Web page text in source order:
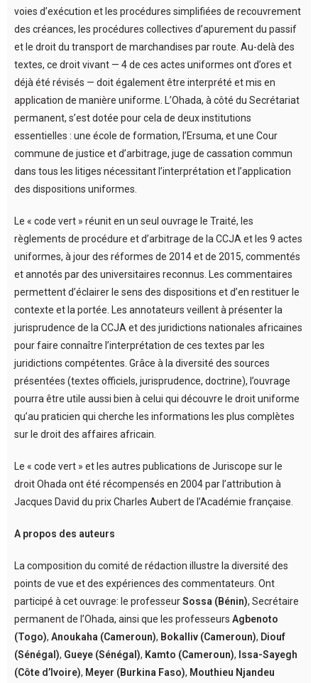
voies d’exécution et les procédures simplifiées de recouvrement
des créances, les procédures collectives d’apurement du passif
et le droit du transport de marchandises par route. Au-delà des
textes, ce droit vivant — 4 de ces actes uniformes ont d’ores et
déjà été révisés — doit également être interprété et mis en
application de manière uniforme. L’Ohada, à côté du Secrétariat
permanent, s’est dotée pour cela de deux institutions
essentielles : une école de formation, l’Ersuma, et une Cour
commune de justice et d’arbitrage, juge de cassation commun
dans tous les litiges nécessitant l’interprétation et l’application
des dispositions uniformes.
Le « code vert » réunit en un seul ouvrage le Traité, les
règlements de procédure et d’arbitrage de la CCJA et les 9 actes
uniformes, à jour des réformes de 2014 et de 2015, commentés
et annotés par des universitaires reconnus. Les commentaires
permettent d’éclairer le sens des dispositions et d’en restituer le
contexte et la portée. Les annotateurs veillent à présenter la
jurisprudence de la CCJA et des juridictions nationales africaines
pour faire connaître l’interprétation de ces textes par les
juridictions compétentes. Grâce à la diversité des sources
présentées (textes officiels, jurisprudence, doctrine), l’ouvrage
pourra être utile aussi bien à celui qui découvre le droit uniforme
qu’au praticien qui cherche les informations les plus complètes
sur le droit des affaires africain.
Le « code vert » et les autres publications de Juriscope sur le
droit Ohada ont été récompensés en 2004 par l’attribution à
Jacques David du prix Charles Aubert de l’Académie française.
A propos des auteurs
La composition du comité de rédaction illustre la diversité des
points de vue et des expériences des commentateurs. Ont
participé à cet ouvrage: le professeurSossa (Bénin), Secrétaire
permanent de l’Ohada, ainsi que les professeurs Agbenoto
(Togo), Anoukaha (Cameroun), Bokalliv (Cameroun), Diouf
(Sénégal), Gueye (Sénégal), Kamto (Cameroun), Issa-Sayegh
(Côte d’Ivoire), Meyer (Burkina Faso), Mouthieu Njandeu